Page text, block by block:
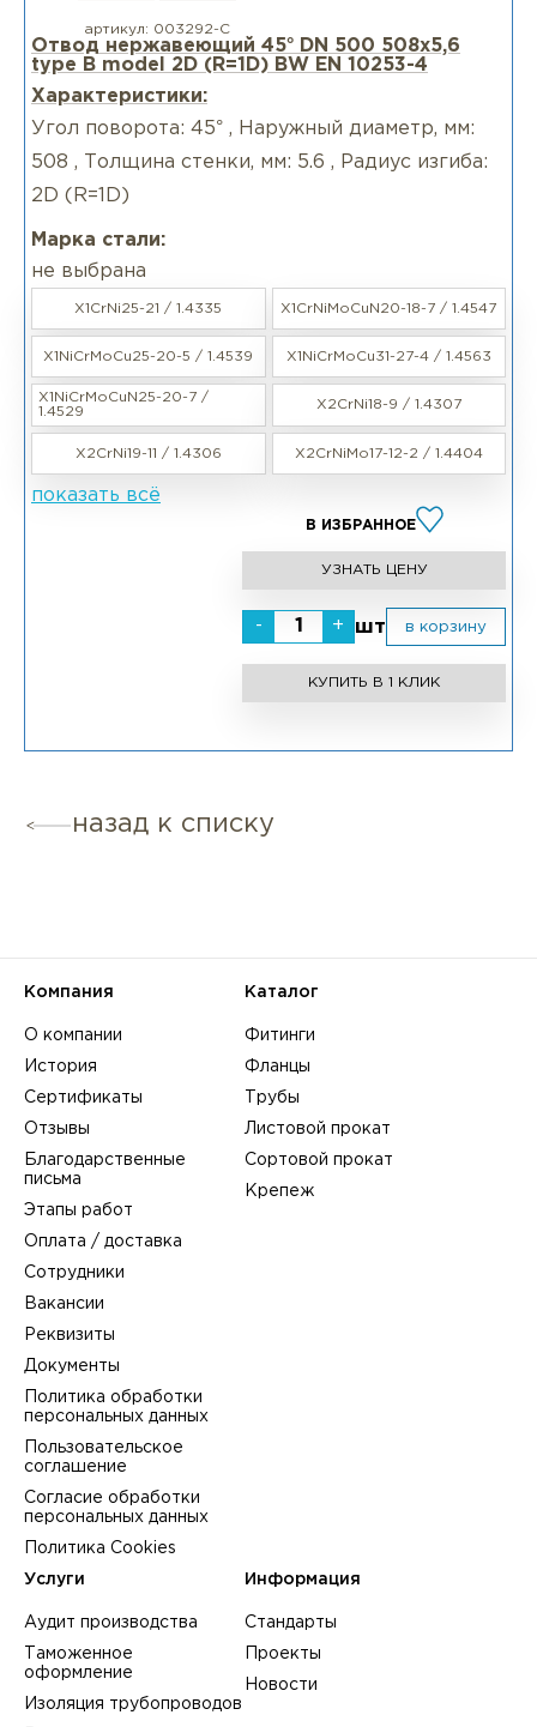
артикул: 003292-С
Отвод нержавеющий 45° DN 500 508x5,6
type B model 2D (R=1D) BW EN 10253-4
Характеристики:
Угол поворота: 45° , Наружный диаметр, мм:
508 , Толщина стенки, мм: 5.6 , Радиус изгиба:
2D (R=1D)
Марка стали:
не выбрана
X1CrNi25-21 / 1.4335 X1CrNiMoCuN20-18-7 / 1.4547
X1NiCrMoCu25-20-5 / 1.4539 X1NiCrMoCu31-27-4 / 1.4563
X1NiCrMoCuN25-20-7 /
1.4529
X2CrNi18-9 / 1.4307
X2CrNi19-11 / 1.4306 X2CrNiMo17-12-2 / 1.4404
показать всё
В ИЗБРАННОЕ
УЗНАТЬ ЦЕНУ
- + шт в корзину
КУПИТЬ В 1 КЛИК
назад к списку
Компания
О компании
История
Сертификаты
Отзывы
Благодарственные
письма
Этапы работ
Оплата / доставка
Сотрудники
Вакансии
Реквизиты
Документы
Политика обработки
персональных данных
Пользовательское
соглашение
Согласие обработки
персональных данных
Политика Cookies
Каталог
Фитинги
Фланцы
Трубы
Листовой прокат
Сортовой прокат
Крепеж
Услуги
Аудит производства
Таможенное
оформление
Изоляция трубопроводов
Информация
Стандарты
Проекты
Новости